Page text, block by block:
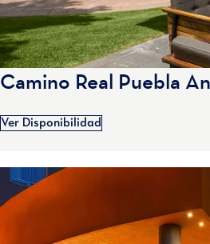
Camino Real Puebla
Ver Disponibilidad